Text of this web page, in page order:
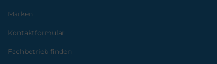
Marken
Kontaktformular
Fachbetrieb finden